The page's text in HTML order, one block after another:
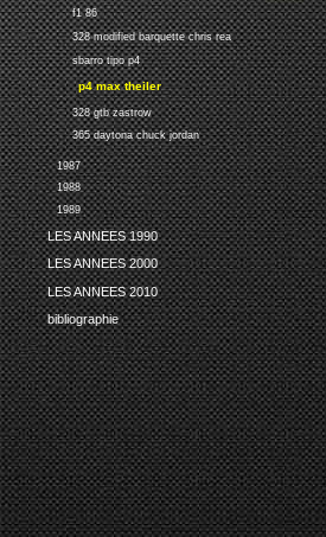
f1 86
328 modified barquette chris rea
sbarro tipo p4
p4 max theiler
328 gtb zastrow
365 daytona chuck jordan
1987
1988
1989
LES ANNEES 1990
LES ANNEES 2000
LES ANNEES 2010
bibliographie